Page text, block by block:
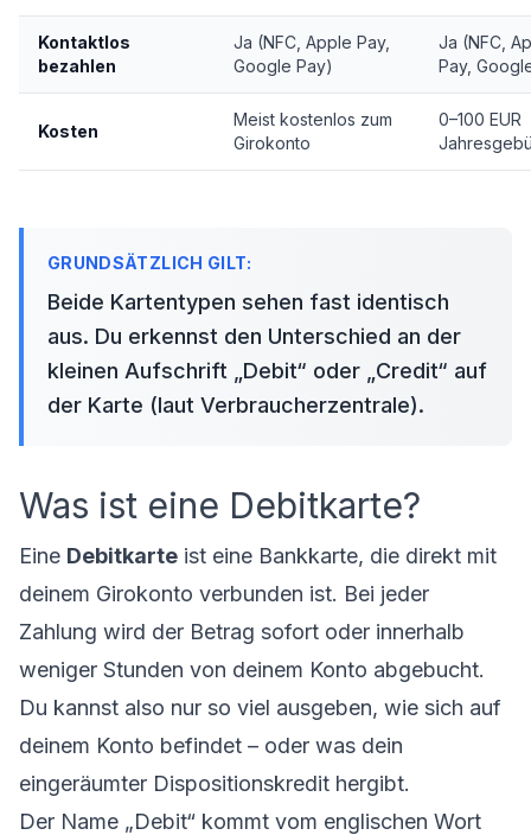
Kontaktlos
bezahlen
Ja (NFC, Apple Pay,
Google Pay)
Ja (NFC,
Pay,
Kosten
Meist kostenlos zum
Girokonto
0–100 EUR
Beide Kartentypen sehen fast identisch
aus. Du erkennst den Unterschied an der
kleinen Aufschrift „Debit“ oder „Credit“ auf
der Karte (laut Verbraucherzentrale).
Was ist eine Debitkarte?
Eine Debitkarte ist eine Bankkarte, die direkt mit
deinem Girokonto verbunden ist. Bei jeder
Zahlung wird der Betrag sofort oder innerhalb
weniger Stunden von deinem Konto abgebucht.
Du kannst also nur so viel ausgeben, wie sich auf
deinem Konto befindet – oder was dein
eingeräumter Dispositionskredit hergibt.
Der Name „Debit“ kommt vom englischen Wort